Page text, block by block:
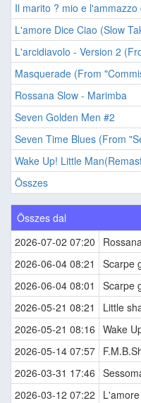
Il marito ? mio e
L'amore Dice Ciao (Slow
L'arcidiavolo - Version 2
Masquerade (From
Rossana Slow - Marimba
Seven Golden Men #2
Seven Time Blues (From
Wake Up! Little
Összes
Összes dal
2026-07-02 07:20
2026-06-04 08:21
Scarpe
2026-06-04 08:01
Scarpe
2026-05-21 08:21
Little
2026-05-21 08:16 Wake
2026-05-14 07:57
2026-03-31 17:46
2026-03-12 07:22